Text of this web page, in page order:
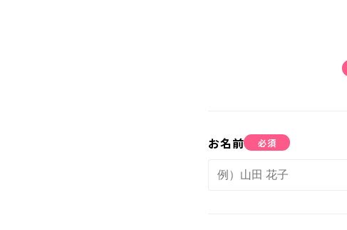
教室案内
お名前 必須